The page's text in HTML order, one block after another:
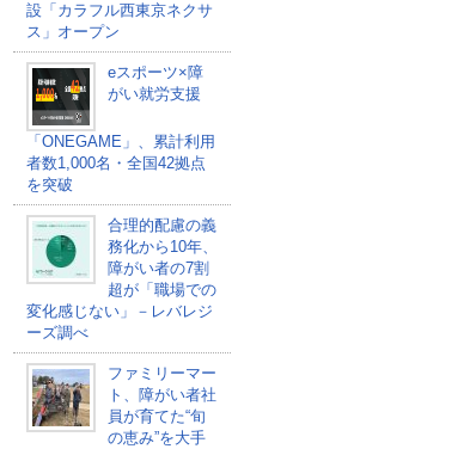
設「カラフル西東京ネクサ
ス」オープン
eスポーツ×障
がい就労支援
「ONEGAME」、累計利用
者数1,000名・全国42拠点
を突破
合理的配慮の義
務化から10年、
障がい者の7割
超が「職場での
変化感じない」－レバレジ
ーズ調べ
ファミリーマー
ト、障がい者社
員が育てた“旬
の恵み”を大手